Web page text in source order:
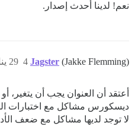
نعم! لدينا أحدث إصدار.
Jagster (Jakke Flemming) 29 يناير 2025، 6:41ص 4
أعتقد أن العنوان يجب أن يتغير،
ديسكورس مشاكل مع اختبارات
لا توجد لديها مشاكل مع ضعف